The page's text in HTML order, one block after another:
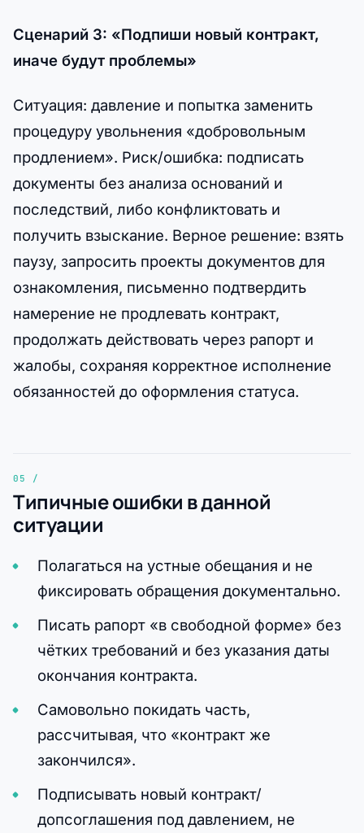
Сценарий 3: «Подпиши новый контракт,
иначе будут проблемы»
Ситуация: давление и попытка заменить
процедуру увольнения «добровольным
продлением». Риск/ошибка: подписать
документы без анализа оснований и
последствий, либо конфликтовать и
получить взыскание. Верное решение: взять
паузу, запросить проекты документов для
ознакомления, письменно подтвердить
намерение не продлевать контракт,
продолжать действовать через рапорт и
жалобы, сохраняя корректное исполнение
обязанностей до оформления статуса.
Типичные ошибки в данной
ситуации
Полагаться на устные обещания и не
фиксировать обращения документально.
Писать рапорт «в свободной форме» без
чётких требований и без указания даты
окончания контракта.
Самовольно покидать часть,
рассчитывая, что «контракт же
закончился».
Подписывать новый контракт/
допсоглашения под давлением, не